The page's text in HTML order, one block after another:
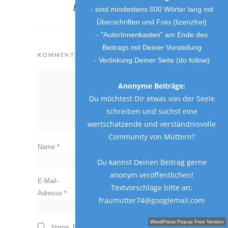
Erfahrungsbericht.
KOMMENTIEREN
Name *
E-Mail-
Adresse *
Schreibe einen Gastbeitrag!
- sind mindestens 600 Wörter lang mit
Überschriften und Foto (lizenzfrei)
- "AutorInnenkasten" am Ende des
Beitrags mit Deiner Vorstellung
- Verlinkung Deiner Seite (do follow)
Anonyme Beiträge:
Du möchtest Dir etwas von der Seele
schreiben und suchst eine
wertschätzende und verständnisvolle
Community von Müttern?
Du kannst Deinen Beitrag gerne
anonym veröffentlichen!
Textvorschläge bitte an:
fraumutter74@googlemail.com
WordPress Popup Free Version